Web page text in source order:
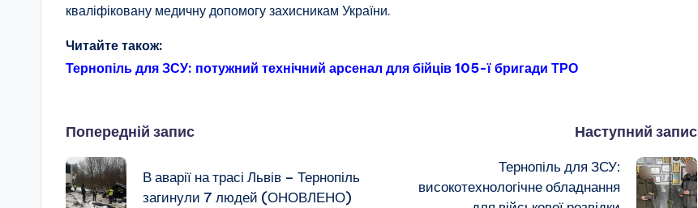
кваліфіковану медичну допомогу захисникам України.
Читайте також:
Тернопіль для ЗСУ: потужний технічний арсенал для бійців 105-ї бригади ТРО
Навігація
по
Попередній запис
В аварії на трасі Львів – Тернопіль
загинули 7 людей (ОНОВЛЕНО)
Наступний запис
Тернопіль для ЗСУ:
високотехнологічне обладнання